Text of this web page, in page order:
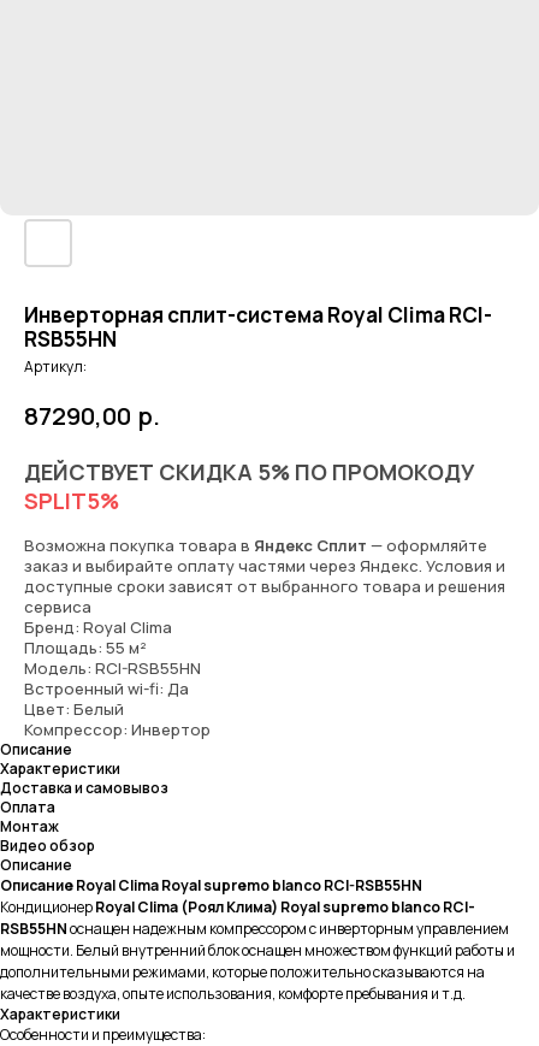
Инверторная сплит-система Royal Clima RCI-
RSB55HN
Артикул:
87290,00 р.
ДЕЙСТВУЕТ СКИДКА 5% ПО ПРОМОКОДУ
SPLIT5%
Возможна покупка товара в Яндекс Сплит — оформляйте
заказ и выбирайте оплату частями через Яндекс. Условия и
доступные сроки зависят от выбранного товара и решения
сервиса
Бренд: Royal Clima
Площадь: 55 м²
Модель: RCI-RSB55HN
Встроенный wi-fi: Да
Цвет: Белый
Компрессор: Инвертор
Описание
Характеристики
Доставка и самовывоз
Оплата
Монтаж
Видео обзор
Описание
Описание Royal Clima Royal supremo blanco RCI-RSB55HN
КондиционерRoyal Clima (Роял Клима) Royal supremo blanco RCI-
RSB55HNоснащен надежным компрессором с инверторным управлением
мощности. Белый внутренний блок оснащен множеством функций работы и
дополнительными режимами, которые положительно сказываются на
качестве воздуха, опыте использования, комфорте пребывания и т.д.
Характеристики
Особенности и преимущества: